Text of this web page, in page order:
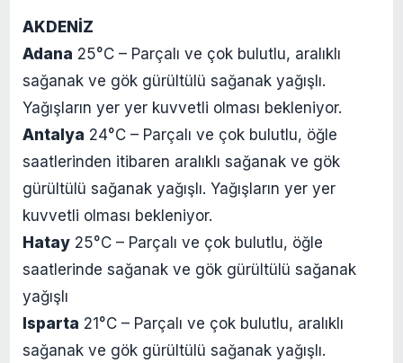
AKDENİZ
Adana 25°C – Parçalı ve çok bulutlu, aralıklı
sağanak ve gök gürültülü sağanak yağışlı.
Yağışların yer yer kuvvetli olması bekleniyor.
Antalya 24°C – Parçalı ve çok bulutlu, öğle
saatlerinden itibaren aralıklı sağanak ve gök
gürültülü sağanak yağışlı. Yağışların yer yer
kuvvetli olması bekleniyor.
Hatay 25°C – Parçalı ve çok bulutlu, öğle
saatlerinde sağanak ve gök gürültülü sağanak
yağışlı
Isparta 21°C – Parçalı ve çok bulutlu, aralıklı
sağanak ve gök gürültülü sağanak yağışlı.